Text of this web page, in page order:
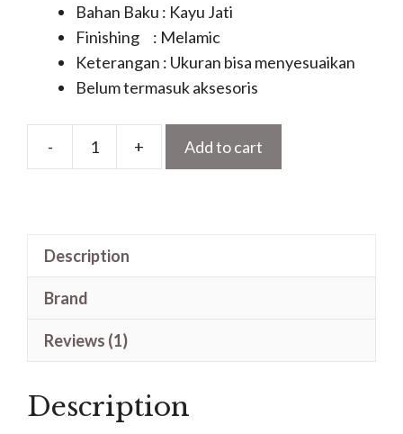
Bahan Baku : Kayu Jati
Finishing : Melamic
Keterangan : Ukuran bisa menyesuaikan
Belum termasuk aksesoris
-
Pintu
Rumah
+ Add to cart
Description
Brand
Reviews (1)
Description